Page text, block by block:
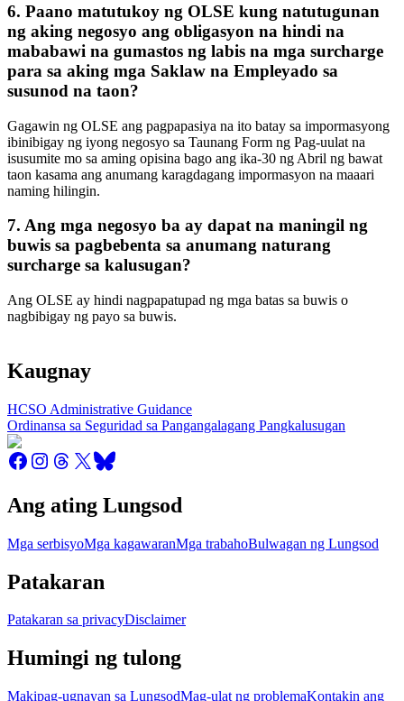
6. Paano matutukoy ng OLSE kung natutugunan
ng aking negosyo ang obligasyon na hindi na
mababawi na gumastos ng labis na mga surcharge
para sa aking mga Saklaw na Empleyado sa
susunod na taon?
Gagawin ng OLSE ang pagpapasiya na ito batay sa impormasyong
ibinibigay ng iyong negosyo sa Taunang Form ng Pag-uulat na
isusumite mo sa aming opisina bago ang ika-30 ng Abril ng bawat
taon kasama ang anumang karagdagang impormasyon na maaari
naming hilingin.
7. Ang mga negosyo ba ay dapat na maningil ng
buwis sa pagbebenta sa anumang naturang
surcharge sa kalusugan?
Ang OLSE ay hindi nagpapatupad ng mga batas sa buwis o
nagbibigay ng payo sa buwis.
Kaugnay
HCSO Administrative Guidance
Ordinansa sa Seguridad sa Pangangalagang Pangkalusugan
Ang ating Lungsod
Mga serbisyoMga kagawaranMga trabahoBulwagan ng Lungsod
Patakaran
Patakaran sa privacyDisclaimer
Humingi ng tulong
Makipag-ugnayan sa LungsodMag-ulat ng problemaKontakin ang